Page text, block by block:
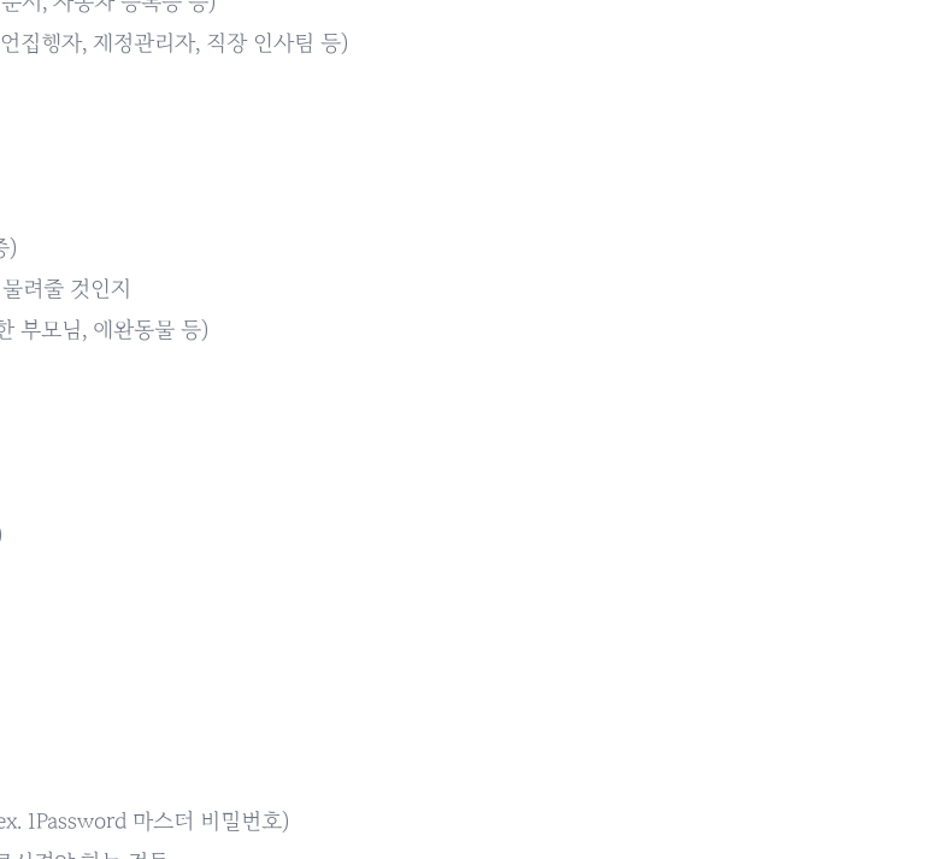
집행자, 재정관리자, 직장 인사팀 등)
)
려줄 것인지
부모님, 애완동물 등)
1Password 마스터 비밀번호)